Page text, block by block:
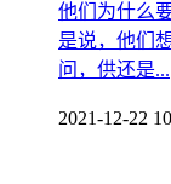
他们为什么
是说，他们
问，供还是...
2021-12-22